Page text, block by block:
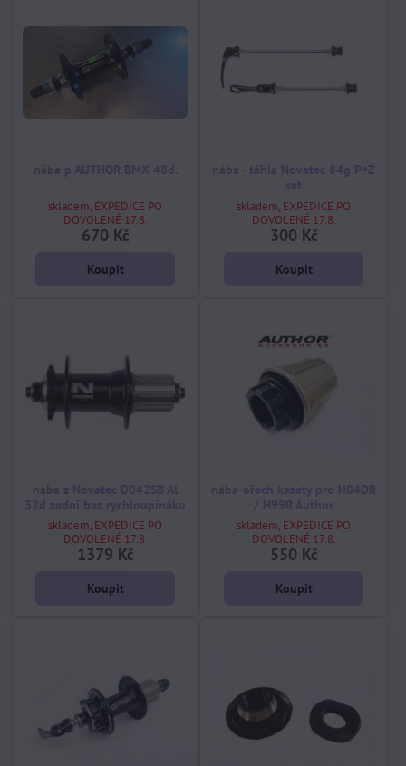
skladem, EXPEDICE PO
DOVOLENÉ 17.8.
670 Kč
Koupit
skladem, EXPEDICE PO
DOVOLENÉ 17.8.
300 Kč
Koupit
skladem, EXPEDICE PO
DOVOLENÉ 17.8.
1379 Kč
Koupit
skladem, EXPEDICE PO
DOVOLENÉ 17.8.
550 Kč
Koupit